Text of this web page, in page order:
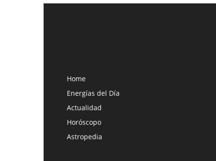
Home
Energías del Día
Actualidad
Horóscopo
Astropedia